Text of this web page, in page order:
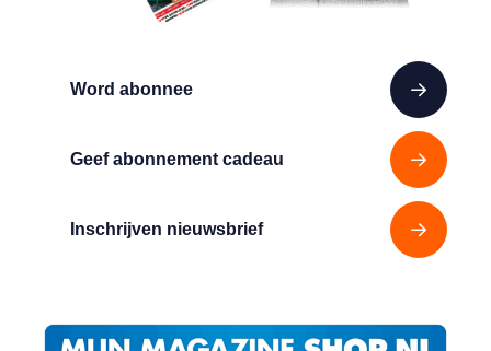
Word abonnee
Geef abonnement cadeau
Inschrijven nieuwsbrief